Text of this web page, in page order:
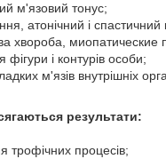
м'язовий тонус;
атонічний і спастичний
хвороба, миопатические
фігури і контурів особи;
м'язів внутрішніх
результати:
трофічних процесів;